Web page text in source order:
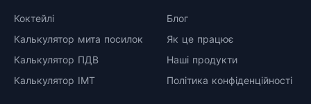
Коктейлі
Калькулятор мита посилок
Калькулятор ПДВ
Калькулятор ІМТ
Блог
Як це працює
Наші продукти
Політика конфіденційності